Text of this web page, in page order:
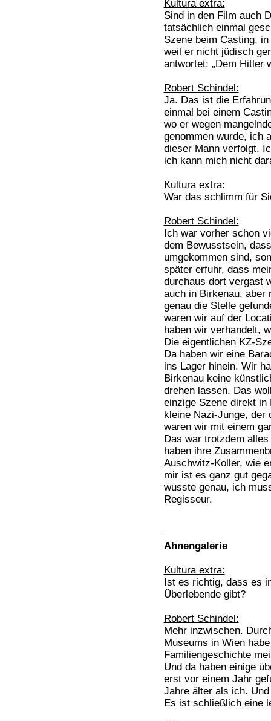
Kultura extra:
Sind in den Film auch
tatsächlich einmal
Szene beim Casting,
weil er nicht jüdisch
antwortet: „Dem Hitler
Robert Schindel:
Ja. Das ist die
einmal bei einem
wo er wegen
genommen wurde, ich
dieser Mann verfolgt.
ich kann mich nicht
Kultura extra:
War das schlimm für
Robert Schindel:
Ich war vorher schon
dem Bewusstsein,
umgekommen sind,
später erfuhr, dass
durchaus dort vergast
auch in Birkenau, aber
genau die Stelle
waren wir auf der
haben wir verhandelt,
Die eigentlichen KZ-
Da haben wir eine
ins Lager hinein. Wir
Birkenau keine
drehen lassen. Das
einzige Szene direkt
kleine Nazi-Junge, der
waren wir mit einem
Das war trotzdem
haben ihre
Auschwitz-Koller, wie
mir ist es ganz gut
wusste genau, ich
Regisseur.
Ahnengalerie
Kultura extra:
Ist es richtig, dass es
Überlebende gibt?
Robert Schindel:
Mehr inzwischen.
Museums in Wien
Familiengeschichte
Und da haben einige
erst vor einem Jahr
Jahre älter als ich.
Es ist schließlich eine